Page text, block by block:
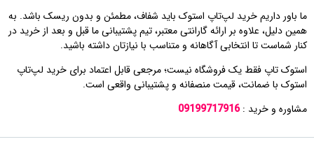
ما باور داریم خرید لپ‌تاپ استوک باید شفاف، مطمئن و بدون ریسک باشد. به
همین دلیل، علاوه بر ارائه گارانتی معتبر، تیم پشتیبانی ما قبل و بعد از خرید در
کنار شماست تا انتخابی آگاهانه و متناسب با نیازتان داشته باشید.
استوک تاپ فقط یک فروشگاه نیست؛ مرجعی قابل اعتماد برای خرید لپ‌تاپ
استوک با ضمانت، قیمت منصفانه و پشتیبانی واقعی است.
مشاوره و خرید :09199717916